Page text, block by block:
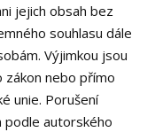
jejich obsah bez
souhlasu dále
Výjimkou jsou
nebo přímo
unie. Porušení
autorského